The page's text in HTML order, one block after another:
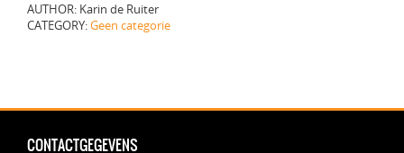
AUTHOR: Karin de Ruiter
CATEGORY:Geen categorie
CONTACTGEGEVENS